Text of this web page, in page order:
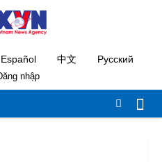
Español 中文 Русский